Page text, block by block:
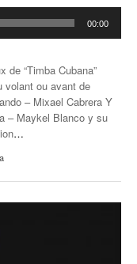
00:00
de “Timba Cubana”
volant ou avant de
– Mixael Cabrera Y
– Maykel Blanco y su
…